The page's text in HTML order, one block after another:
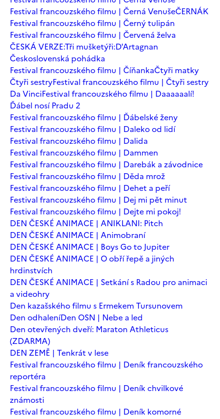
Festival francouzského filmu | Černá VenušeČERNÁK
Festival francouzského filmu | Černý tulipán
Festival francouzského filmu | Červená želva
ČESKÁ VERZE:Tři mušketýři:D'Artagnan
Československá pohádka
Festival francouzského filmu | ČíňankaČtyři matky
Čtyři sestryFestival francouzského filmu | Čtyři sestry
Da VinciFestival francouzského filmu | Daaaaaalí!
Ďábel nosí Pradu 2
Festival francouzského filmu | Ďábelské ženy
Festival francouzského filmu | Daleko od lidí
Festival francouzského filmu | Dalida
Festival francouzského filmu | Dammen
Festival francouzského filmu | Darebák a závodnice
Festival francouzského filmu | Děda mrož
Festival francouzského filmu | Dehet a peří
Festival francouzského filmu | Dej mi pět minut
Festival francouzského filmu | Dejte mi pokoj!
DEN ČESKÉ ANIMACE | ANIKLANI: Pitch
DEN ČESKÉ ANIMACE | Animobraní
DEN ČESKÉ ANIMACE | Boys Go to Jupiter
DEN ČESKÉ ANIMACE | O obří řepě a jiných
hrdinstvích
DEN ČESKÉ ANIMACE | Setkání s Radou pro animaci
a videohry
Den kazašského filmu s Ermekem Tursunovem
Den odhaleníDen OSN | Nebe a led
Den otevřených dveří: Maraton Athleticus
(ZDARMA)
DEN ZEMĚ | Tenkrát v lese
Festival francouzského filmu | Deník francouzského
reportéra
Festival francouzského filmu | Deník chvilkové
známosti
Festival francouzského filmu | Deník komorné